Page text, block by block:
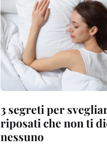
3 segreti per
riposati che non ti
nessuno